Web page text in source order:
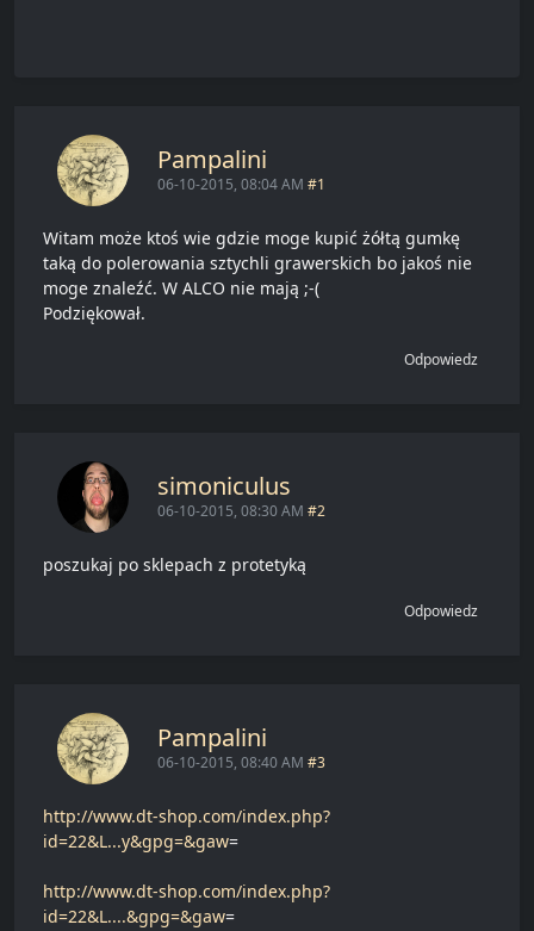
Pampalini
06-10-2015, 08:04 AM #1
Witam może ktoś wie gdzie moge kupić żółtą gumkę
taką do polerowania sztychli grawerskich bo jakoś nie
moge znaleźć. W ALCO nie mają ;-(
Podziękował.
Odpowiedz
simoniculus
06-10-2015, 08:30 AM #2
poszukaj po sklepach z protetyką
Odpowiedz
Pampalini
06-10-2015, 08:40 AM #3
http://www.dt-shop.com/index.php?
id=22&L...y&gpg=&gaw=
http://www.dt-shop.com/index.php?
id=22&L....&gpg=&gaw=